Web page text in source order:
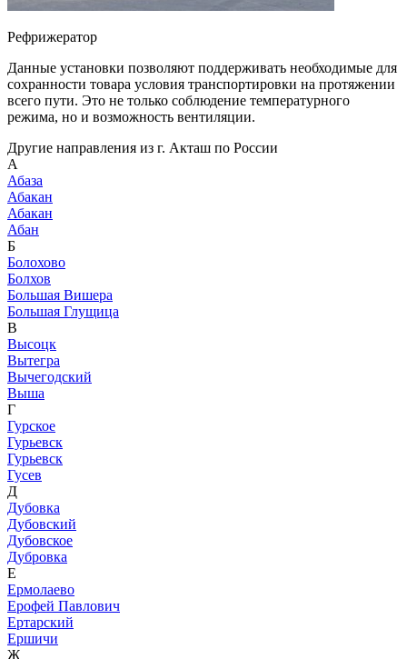
Рефрижератор
Данные установки позволяют поддерживать необходимые для
сохранности товара условия транспортировки на протяжении
всего пути. Это не только соблюдение температурного
режима, но и возможность вентиляции.
Другие направления из г. Акташ по России
А
Абаза
Абакан
Абакан
Абан
Б
Болохово
Болхов
Большая Вишера
Большая Глущица
В
Высоцк
Вытегра
Вычегодский
Выша
Г
Гурское
Гурьевск
Гурьевск
Гусев
Д
Дубовка
Дубовский
Дубовское
Дубровка
Е
Ермолаево
Ерофей Павлович
Ертарский
Ершичи
Ж